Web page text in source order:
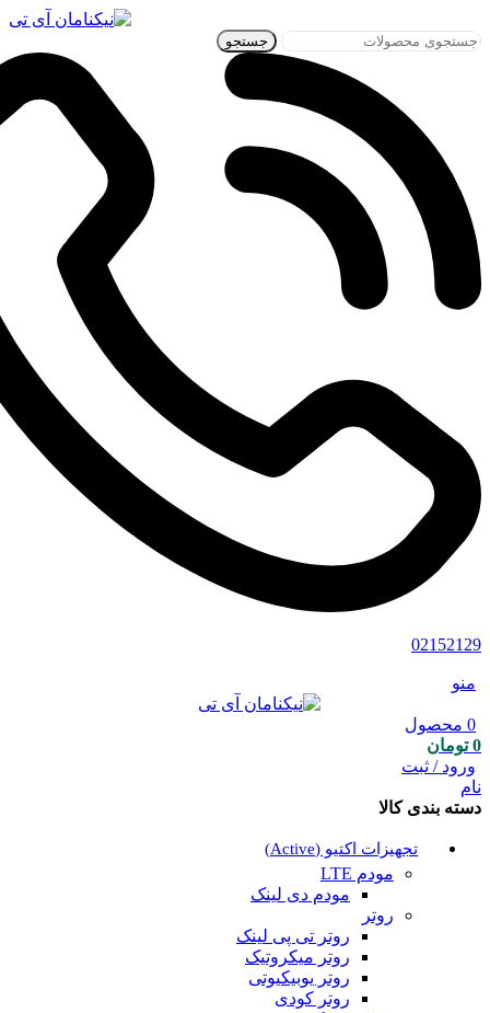
جستجو
02152129
منو
0 محصول
0 تومان
ورود / ثبت
نام
دسته بندی کالا
تجهیزات اکتیو (Active)
مودم LTE
مودم دی لینک
روتر
روتر تی پی لینک
روتر میکروتیک
روتر یوبیکیوتی
روتر کودی